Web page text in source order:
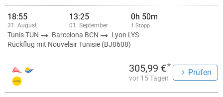
18:55
31. August
13:25
01. September
0h 50m
1 Stopp
Tunis TUN Barcelona BCN
Lyon LYS
Rückflug mit Nouvelair Tunisie (BJ0608)
305,99 €*
vor 15 Tagen
Prüfen